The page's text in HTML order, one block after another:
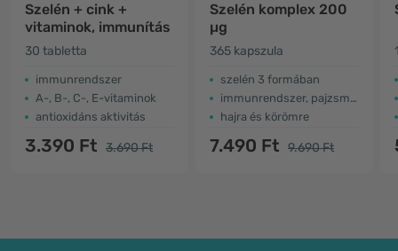
Szelén + cink +
vitaminok, immunítás
30 tabletta
immunrendszer
A-, B-, C-, E-vitaminok
antioxidáns aktivitás
3.390 Ft 3.690 Ft
Szelén komplex 200
µg
365 kapszula
szelén 3 formában
immunrendszer, pajzsmirigy
hajra és körömre
7.490 Ft 9.690 Ft